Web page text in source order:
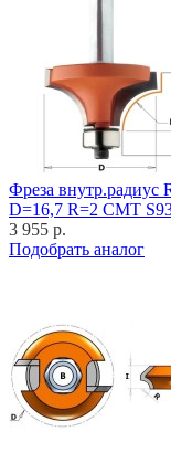
Фреза внутр.радиус
D=16,7 R=2 CMT
3 955 р.
Подобрать аналог